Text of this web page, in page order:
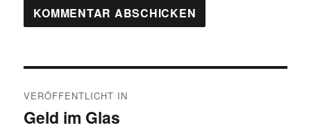
VERÖFFENTLICHT IN
Geld im Glas